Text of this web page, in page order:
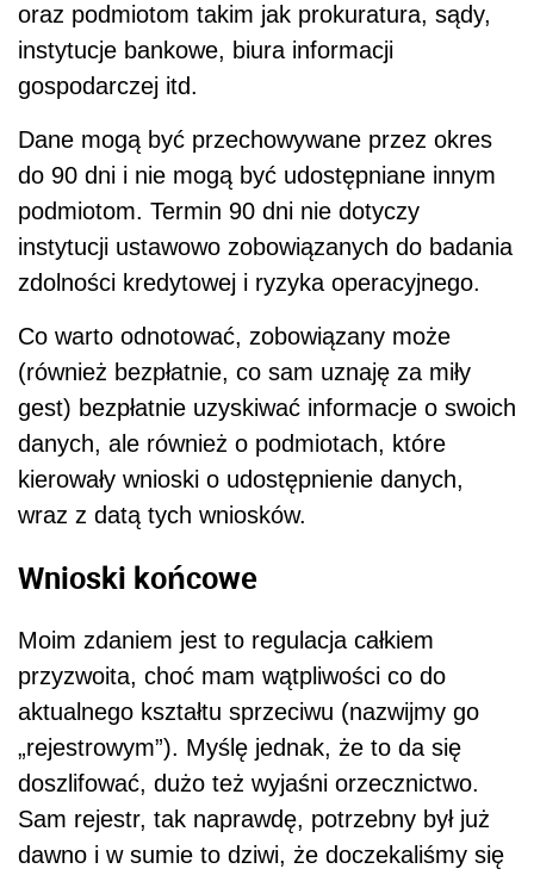
oraz podmiotom takim jak prokuratura, sądy,
instytucje bankowe, biura informacji
gospodarczej itd.
Dane mogą być przechowywane przez okres
do 90 dni i nie mogą być udostępniane innym
podmiotom. Termin 90 dni nie dotyczy
instytucji ustawowo zobowiązanych do badania
zdolności kredytowej i ryzyka operacyjnego.
Co warto odnotować, zobowiązany może
(również bezpłatnie, co sam uznaję za miły
gest) bezpłatnie uzyskiwać informacje o swoich
danych, ale również o podmiotach, które
kierowały wnioski o udostępnienie danych,
wraz z datą tych wniosków.
Wnioski końcowe
Moim zdaniem jest to regulacja całkiem
przyzwoita, choć mam wątpliwości co do
aktualnego kształtu sprzeciwu (nazwijmy go
„rejestrowym”). Myślę jednak, że to da się
doszlifować, dużo też wyjaśni orzecznictwo.
Sam rejestr, tak naprawdę, potrzebny był już
dawno i w sumie to dziwi, że doczekaliśmy się